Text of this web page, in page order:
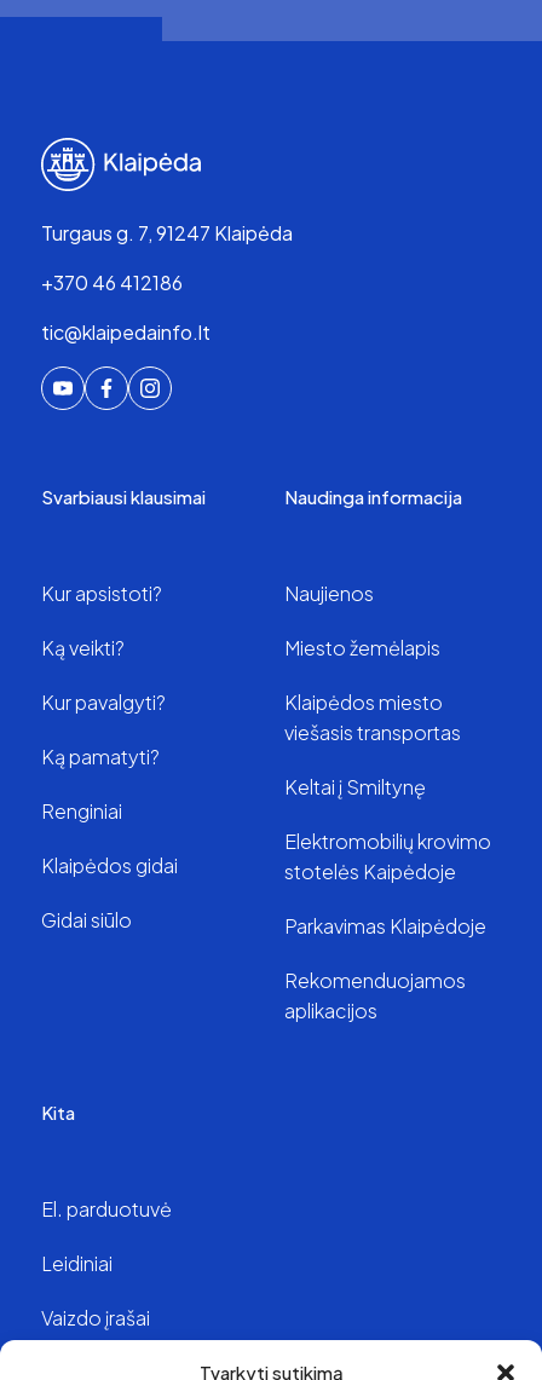
Tvarkyti sutikimą
Turgaus g. 7, 91247 Klaipėda
+370 46 412186
tic@klaipedainfo.lt
Svarbiausi klausimai
Kur apsistoti?
Ką veikti?
Kur pavalgyti?
Ką pamatyti?
Renginiai
Klaipėdos gidai
Gidai siūlo
Naudinga informacija
Naujienos
Miesto žemėlapis
Klaipėdos miesto
viešasis transportas
Keltai į Smiltynę
Elektromobilių krovimo
stotelės Kaipėdoje
Parkavimas Klaipėdoje
Rekomenduojamos
aplikacijos
Kita
El. parduotuvė
Leidiniai
Vaizdo įrašai
Struktūra ir kontaktai